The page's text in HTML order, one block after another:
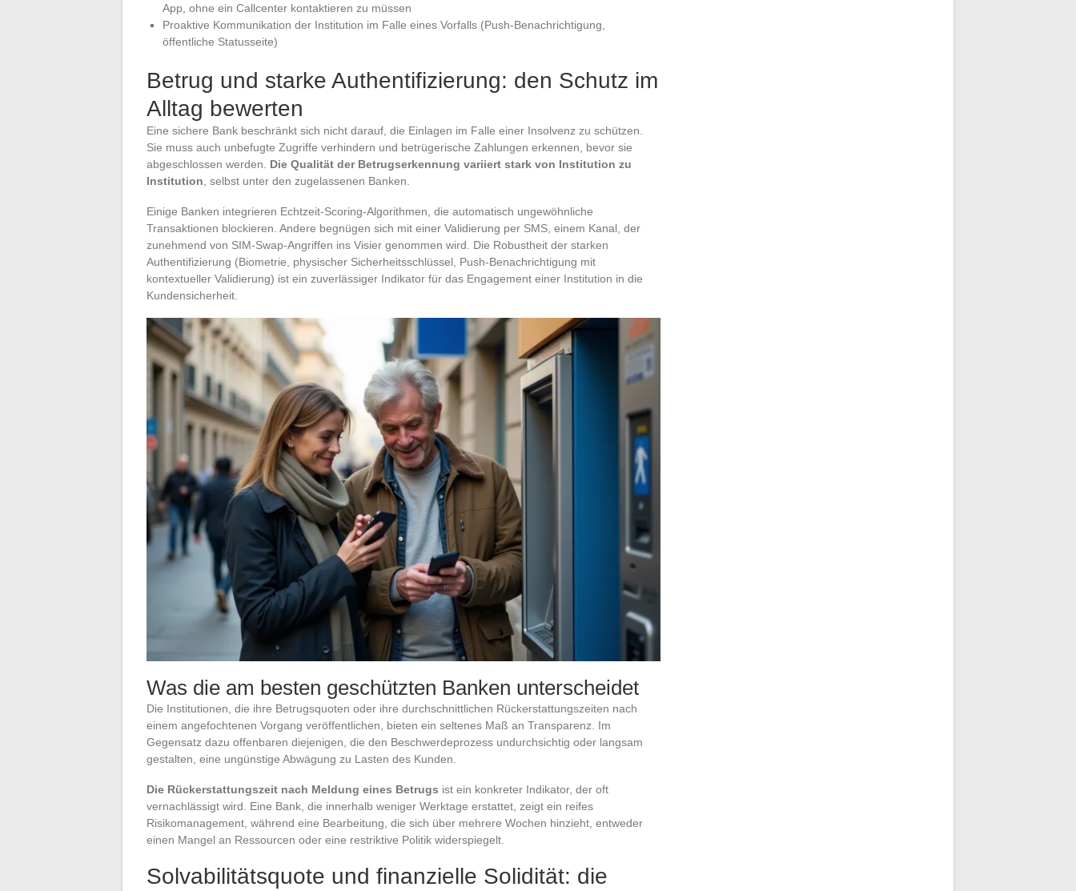
App, ohne ein Callcenter kontaktieren zu müssen
Proaktive Kommunikation der Institution im Falle eines Vorfalls (Push-Benachrichtigung,
öffentliche Statusseite)
Betrug und starke Authentifizierung: den Schutz im
Alltag bewerten
Eine sichere Bank beschränkt sich nicht darauf, die Einlagen im Falle einer Insolvenz zu schützen.
Sie muss auch unbefugte Zugriffe verhindern und betrügerische Zahlungen erkennen, bevor sie
abgeschlossen werden. Die Qualität der Betrugserkennung variiert stark von Institution zu
Institution, selbst unter den zugelassenen Banken.
Einige Banken integrieren Echtzeit-Scoring-Algorithmen, die automatisch ungewöhnliche
Transaktionen blockieren. Andere begnügen sich mit einer Validierung per SMS, einem Kanal, der
zunehmend von SIM-Swap-Angriffen ins Visier genommen wird. Die Robustheit der starken
Authentifizierung (Biometrie, physischer Sicherheitsschlüssel, Push-Benachrichtigung mit
kontextueller Validierung) ist ein zuverlässiger Indikator für das Engagement einer Institution in die
Kundensicherheit.
Was die am besten geschützten Banken unterscheidet
Die Institutionen, die ihre Betrugsquoten oder ihre durchschnittlichen Rückerstattungszeiten nach
einem angefochtenen Vorgang veröffentlichen, bieten ein seltenes Maß an Transparenz. Im
Gegensatz dazu offenbaren diejenigen, die den Beschwerdeprozess undurchsichtig oder langsam
gestalten, eine ungünstige Abwägung zu Lasten des Kunden.
Die Rückerstattungszeit nach Meldung eines Betrugs ist ein konkreter Indikator, der oft
vernachlässigt wird. Eine Bank, die innerhalb weniger Werktage erstattet, zeigt ein reifes
Risikomanagement, während eine Bearbeitung, die sich über mehrere Wochen hinzieht, entweder
einen Mangel an Ressourcen oder eine restriktive Politik widerspiegelt.
Solvabilitätsquote und finanzielle Solidität: die